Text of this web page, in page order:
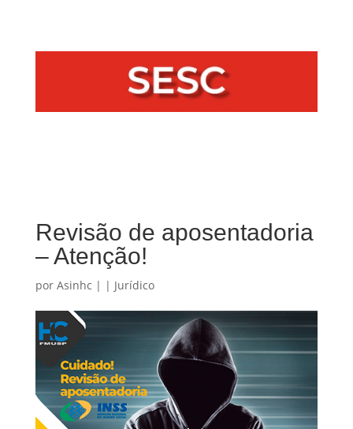
Revisão de aposentadoria
– Atenção!
por Asinhc | | Jurídico